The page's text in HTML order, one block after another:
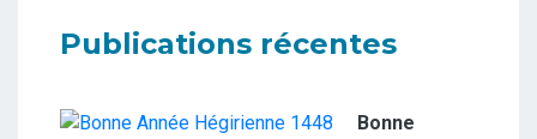
Publications récentes
Bonne